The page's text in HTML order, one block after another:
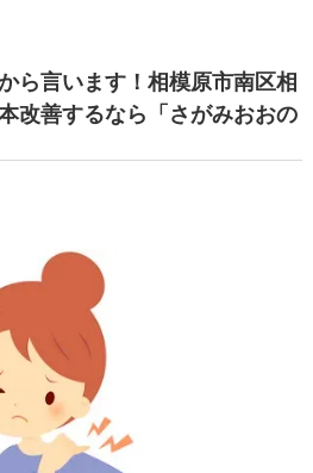
ら言います！相模原市南区相
改善するなら「さがみおおの